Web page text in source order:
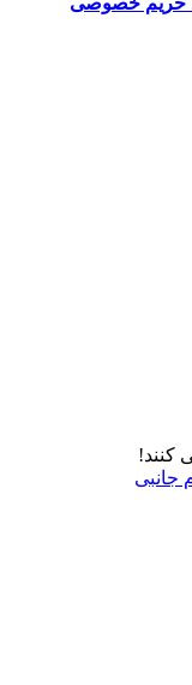
کنند!
جانبی